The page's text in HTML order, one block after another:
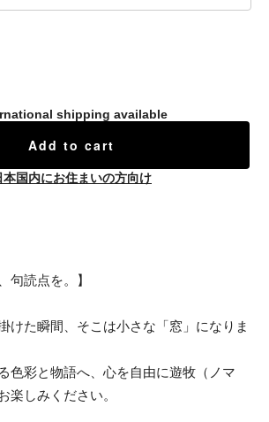
shipping available
Add to cart
本国内にお住まいの方向け
句読点を。】
けた瞬間、そこは小さな「窓」になりま
色彩と物語へ、心を自由に遊牧（ノマ
楽しみください。